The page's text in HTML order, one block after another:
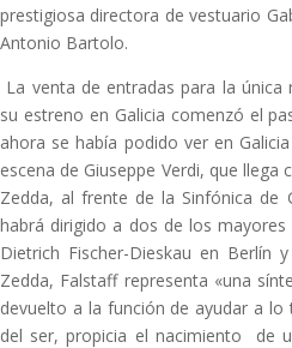
prestigiosa directora de vestuario
Antonio Bartolo.
La venta de entradas para la única
su estreno en Galicia comenzó el
ahora se había podido ver en
escena de Giuseppe Verdi, que
Zedda, al frente de la Sinfónica de
habrá dirigido a dos de los
Dietrich Fischer-Dieskau en Berlín
Zedda, Falstaff representa «una
devuelto a la función de ayudar a
del ser, propicia el nacimiento de